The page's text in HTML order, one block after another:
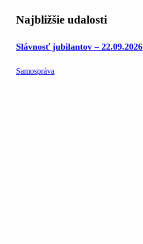
Najbližšie udalosti
Slávnosť jubilantov – 22.09.2026
Samospráva